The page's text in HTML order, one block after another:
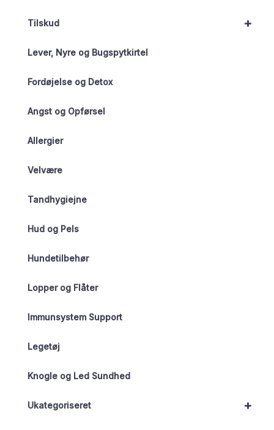
+
Tilskud
Lever, Nyre og Bugspytkirtel
Fordøjelse og Detox
Angst og Opførsel
Allergier
Velvære
Tandhygiejne
Hud og Pels
Hundetilbehør
Lopper og Flåter
Immunsystem Support
Legetøj
Knogle og Led Sundhed
+
Ukategoriseret